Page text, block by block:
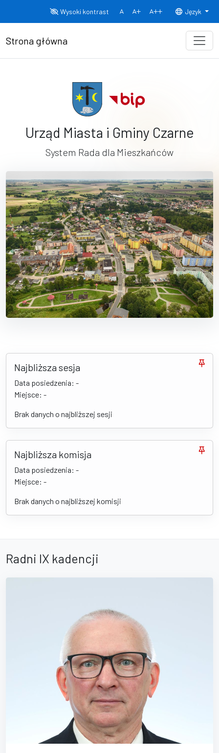
Wysoki kontrast
Normalny rozmiar czcionki
Rozmiar czcionki 150% Rozmiar
Język
Strona główna
Urząd Miasta i Gminy Czarne
System Rada dla Mieszkańców
Najbliższa sesja
Data posiedzenia: -
Miejsce: -
Brak danych o najbliższej sesji
Najbliższa komisja
Data posiedzenia: -
Miejsce: -
Brak danych o najbliższej komisji
Radni IX kadencji